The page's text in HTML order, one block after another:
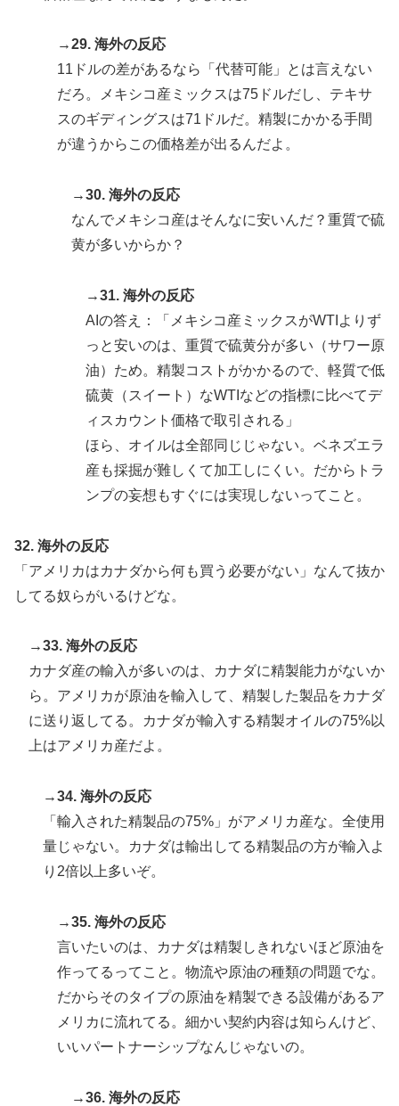
→29. 海外の反応
11ドルの差があるなら「代替可能」とは言えない
だろ。メキシコ産ミックスは75ドルだし、テキサ
スのギディングスは71ドルだ。精製にかかる手間
が違うからこの価格差が出るんだよ。
→30. 海外の反応
なんでメキシコ産はそんなに安いんだ？重質で硫
黄が多いからか？
→31. 海外の反応
AIの答え：「メキシコ産ミックスがWTIよりず
っと安いのは、重質で硫黄分が多い（サワー原
油）ため。精製コストがかかるので、軽質で低
硫黄（スイート）なWTIなどの指標に比べてデ
ィスカウント価格で取引される」
ほら、オイルは全部同じじゃない。ベネズエラ
産も採掘が難しくて加工しにくい。だからトラ
ンプの妄想もすぐには実現しないってこと。
32. 海外の反応
「アメリカはカナダから何も買う必要がない」なんて抜か
してる奴らがいるけどな。
→33. 海外の反応
カナダ産の輸入が多いのは、カナダに精製能力がないか
ら。アメリカが原油を輸入して、精製した製品をカナダ
に送り返してる。カナダが輸入する精製オイルの75%以
上はアメリカ産だよ。
→34. 海外の反応
「輸入された精製品の75%」がアメリカ産な。全使用
量じゃない。カナダは輸出してる精製品の方が輸入よ
り2倍以上多いぞ。
→35. 海外の反応
言いたいのは、カナダは精製しきれないほど原油を
作ってるってこと。物流や原油の種類の問題でな。
だからそのタイプの原油を精製できる設備があるア
メリカに流れてる。細かい契約内容は知らんけど、
いいパートナーシップなんじゃないの。
→36. 海外の反応